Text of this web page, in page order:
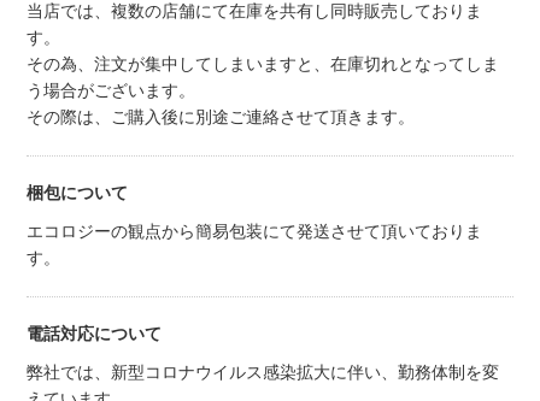
当店では、複数の店舗にて在庫を共有し同時販売しておりま
す。
その為、注文が集中してしまいますと、在庫切れとなってしま
う場合がございます。
その際は、ご購入後に別途ご連絡させて頂きます。
梱包について
エコロジーの観点から簡易包装にて発送させて頂いておりま
す。
電話対応について
弊社では、新型コロナウイルス感染拡大に伴い、勤務体制を変